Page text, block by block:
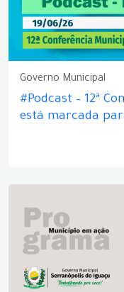
Governo Municipal
#Podcast – 12ª
está marcada